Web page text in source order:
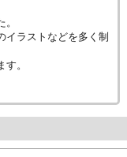
イラストなどを多く制
。